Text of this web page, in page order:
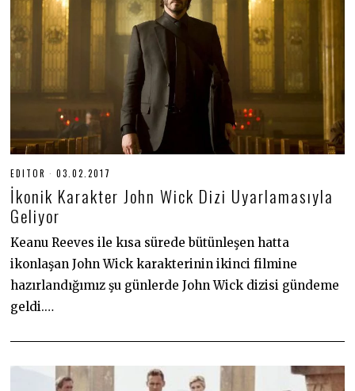
EDITOR 03.02.2017
.
2
0
2
0
İkonik Karakter John Wick Dizi Uyarlamasıyla
Geliyor
Keanu Reeves ile kısa sürede bütünleşen hatta
ikonlaşan John Wick karakterinin ikinci filmine
hazırlandığımız şu günlerde John Wick dizisi gündeme
geldi.…